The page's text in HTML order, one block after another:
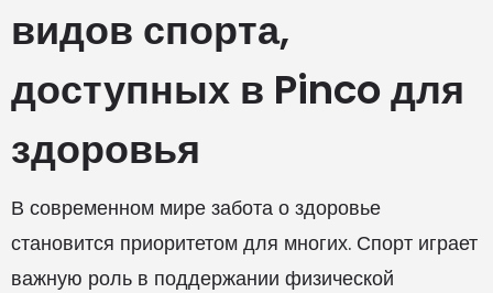
видов спорта,
доступных в Pinco для
здоровья
В современном мире забота о здоровье
становится приоритетом для многих. Спорт играет
важную роль в поддержании физической